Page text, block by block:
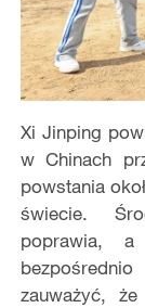
Xi Jinping
w Chinach
powstania
świecie.
poprawia,
zauważyć,